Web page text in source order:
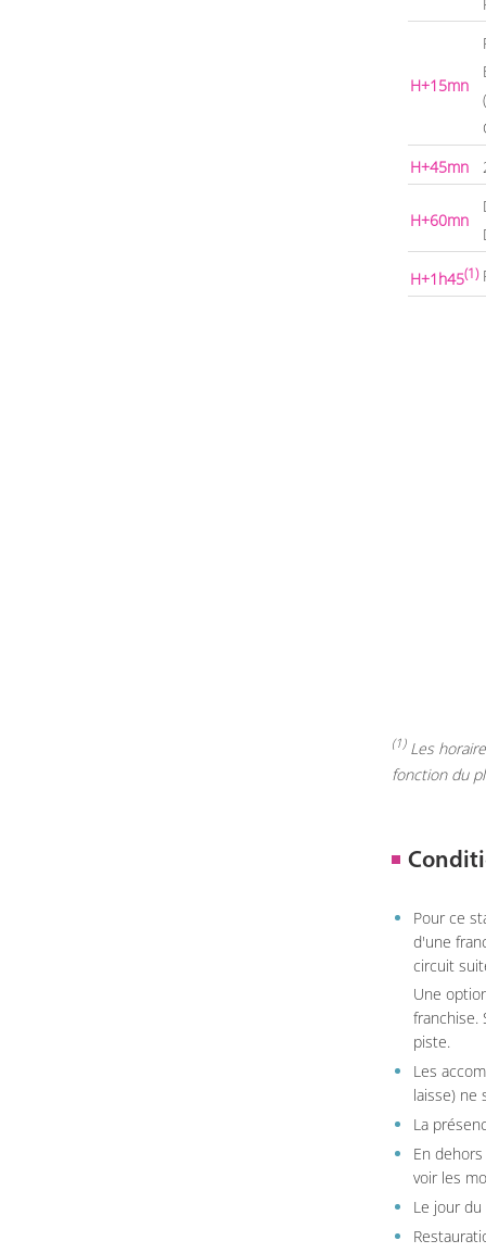
H+15mn
H+45mn
H+60mn
H+1h45(1)
(1)Les
fonction du
Pour ce
d'une
circuit
Une
franchise.
piste.
Les
laisse) ne
La
En
voir les
Le jour